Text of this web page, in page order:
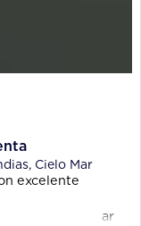
, Cielo Mar
excelente